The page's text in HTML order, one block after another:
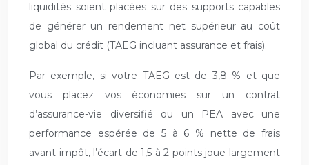
liquidités soient placées sur des supports capables
de générer un rendement net supérieur au coût
global du crédit (TAEG incluant assurance et frais).
Par exemple, si votre TAEG est de 3,8 % et que
vous placez vos économies sur un contrat
d’assurance-vie diversifié ou un PEA avec une
performance espérée de 5 à 6 % nette de frais
avant impôt, l’écart de 1,5 à 2 points joue largement